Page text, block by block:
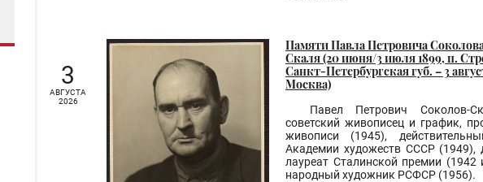
3
АВГУСТА
2026
Памяти Павла Петровича
Скаля (20 июня/3 июля 1899, п.
Санкт-Петербургская губ. – 3
Москва)
Павел Петрович Соколов-
советский живописец и график,
живописи (1945),
Академии художеств СССР (1949),
лауреат Сталинской премии (1942
народный художник РСФСР (1956).